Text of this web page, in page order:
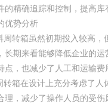
的精确追踪和控制，提高库
优势分析
周转箱虽然初期投入较高，
长期来看能够降低企业的运
点，也减少了人工和运输费
转箱在设计上充分考虑了人
理，减少了操作人员的受伤